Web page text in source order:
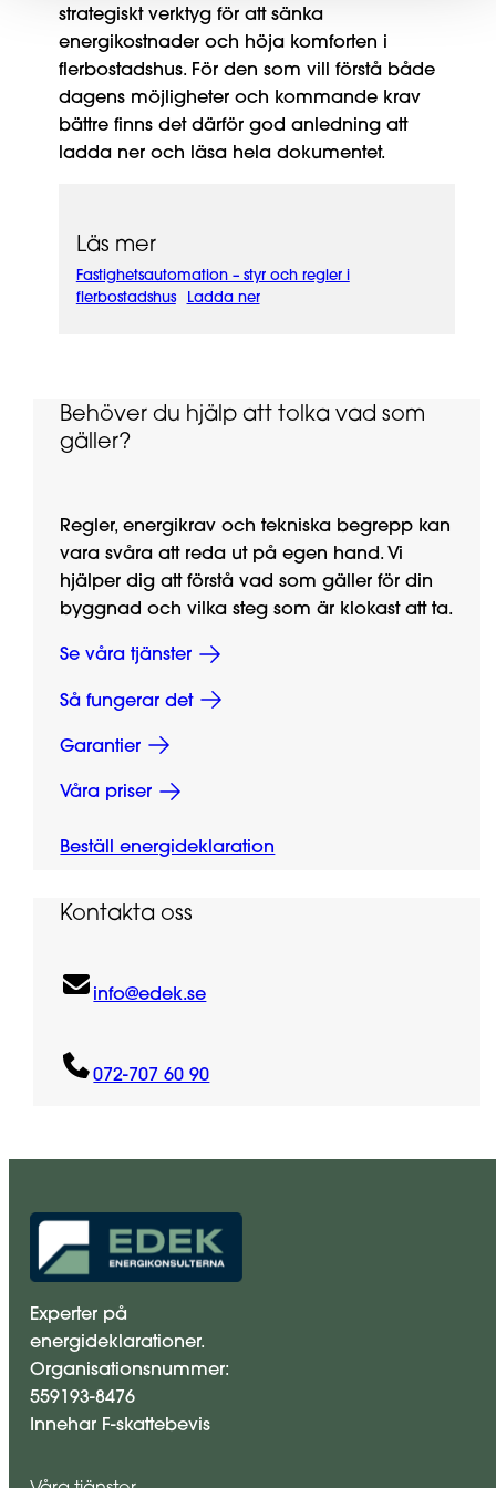
strategiskt verktyg för att sänka
energikostnader och höja komforten i
flerbostadshus. För den som vill förstå både
dagens möjligheter och kommande krav
bättre finns det därför god anledning att
ladda ner och läsa hela dokumentet.
Läs mer
Fastighetsautomation – styr och regler i
flerbostadshus
Ladda ner
Behöver du hjälp att tolka vad som
gäller?
Regler, energikrav och tekniska begrepp kan
vara svåra att reda ut på egen hand. Vi
hjälper dig att förstå vad som gäller för din
byggnad och vilka steg som är klokast att ta.
Se våra tjänster
Så fungerar det
Garantier
Våra priser
Beställ energideklaration
Kontakta oss
info@edek.se
072-707 60 90
Experter på
energideklarationer.
Organisationsnummer:
559193-8476
Innehar F-skattebevis